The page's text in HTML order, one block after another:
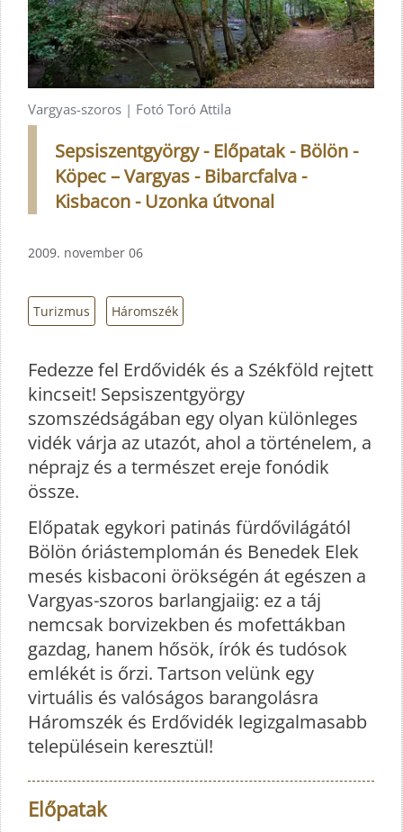
Vargyas-szoros | Fotó Toró Attila
Sepsiszentgyörgy - Előpatak - Bölön -
Köpec – Vargyas - Bibarcfalva -
Kisbacon - Uzonka útvonal
2009. november 06
Turizmus Háromszék
Fedezze fel Erdővidék és a Székföld rejtett
kincseit! Sepsiszentgyörgy
szomszédságában egy olyan különleges
vidék várja az utazót, ahol a történelem, a
néprajz és a természet ereje fonódik
össze.
Előpatak egykori patinás fürdővilágától
Bölön óriástemplomán és Benedek Elek
mesés kisbaconi örökségén át egészen a
Vargyas-szoros barlangjaiig: ez a táj
nemcsak borvizekben és mofettákban
gazdag, hanem hősök, írók és tudósok
emlékét is őrzi. Tartson velünk egy
virtuális és valóságos barangolásra
Háromszék és Erdővidék legizgalmasabb
településein keresztül!
Előpatak